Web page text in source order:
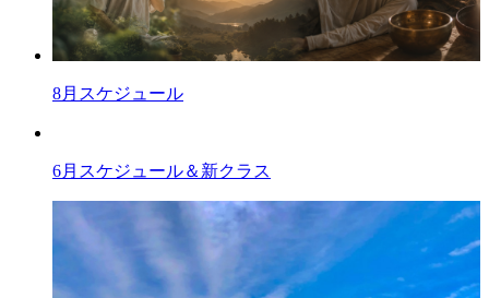
8月スケジュール
6月スケジュール＆新クラス